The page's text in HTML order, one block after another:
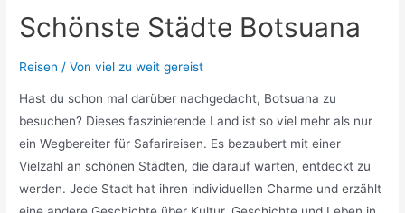
Schönste Städte Botsuana
Reisen / Vonviel zu weit gereist
Hast du schon mal darüber nachgedacht, Botsuana zu
besuchen? Dieses faszinierende Land ist so viel mehr als nur
ein Wegbereiter für Safarireisen. Es bezaubert mit einer
Vielzahl an schönen Städten, die darauf warten, entdeckt zu
werden. Jede Stadt hat ihren individuellen Charme und erzählt